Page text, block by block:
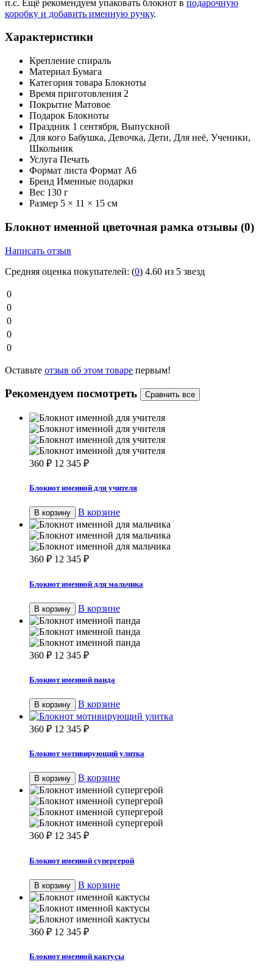
п.с. Ещё рекомендуем упаковать блокнот в подарочную
коробку и добавить именную ручку.
Характеристики
Крепление спираль
Материал Бумага
Категория товара Блокноты
Время приготовления 2
Покрытие Матовое
Подарок Блокноты
Праздник 1 сентября, Выпускной
Для кого Бабушка, Девочка, Дети, Для неё, Ученики,
Школьник
Услуга Печать
Формат листа Формат А6
Бренд Именные подарки
Вес 130 г
Размер 5 × 11 × 15 см
Блокнот именной цветочная рамка отзывы (0)
Написать отзыв
Средняя оценка покупателей: (0) 4.60 из 5 звезд
0
0
0
0
0
Оставьте отзыв об этом товаре первым!
Рекомендуем посмотреть
360 ₽ 12 345 ₽
Блокнот именной для учителя
В корзину В корзине
360 ₽ 12 345 ₽
Блокнот именной для мальчика
В корзину В корзине
360 ₽ 12 345 ₽
Блокнот именной панда
В корзину В корзине
360 ₽ 12 345 ₽
Блокнот мотивирующий улитка
В корзину В корзине
360 ₽ 12 345 ₽
Блокнот именной супергерой
В корзину В корзине
360 ₽ 12 345 ₽
Блокнот именной кактусы